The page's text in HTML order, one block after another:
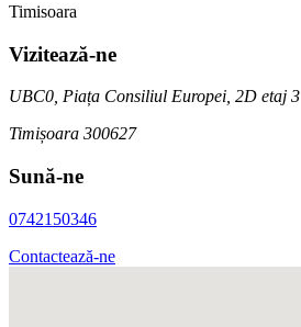
Timisoara
Vizitează-ne
UBC0, Piața Consiliul Europei, 2D etaj 3
Timișoara 300627
Sună-ne
0742150346
Contactează-ne